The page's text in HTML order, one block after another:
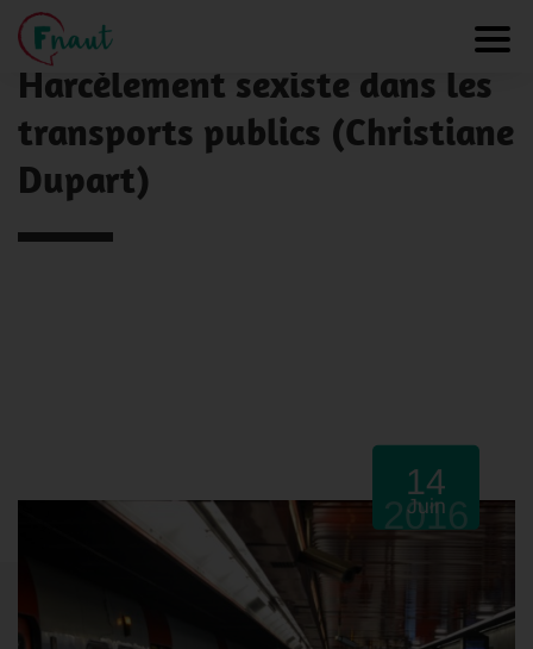
Panneau de gestion des cookies
NOS ACTUALITÉS
Harcèlement sexiste dans les
transports publics (Christiane
Dupart)
14
Juin
2016